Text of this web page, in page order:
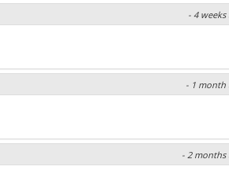
- 4 weeks
- 1 month
- 2 months